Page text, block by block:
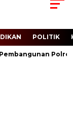
POLITIK